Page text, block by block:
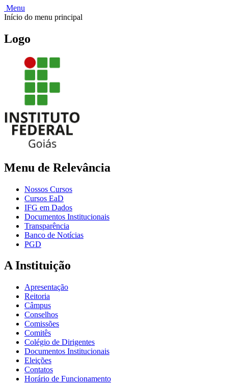
Menu
Início do menu principal
Logo
Menu de Relevância
Nossos Cursos
Cursos EaD
IFG em Dados
Documentos Institucionais
Transparência
Banco de Notícias
PGD
A Instituição
Apresentação
Reitoria
Câmpus
Conselhos
Comissões
Comitês
Colégio de Dirigentes
Documentos Institucionais
Eleições
Contatos
Horário de Funcionamento